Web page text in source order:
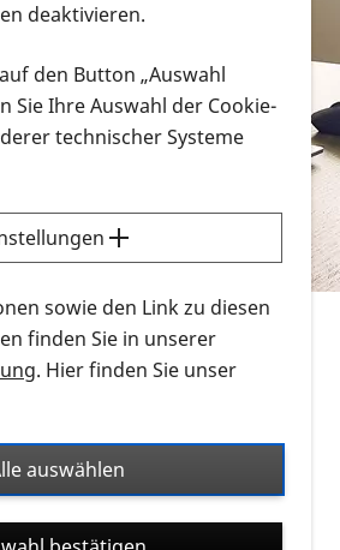
in verschiedenen
Ort
wie Sie nach Infonmaterial
bestellen bzw. herunterladen
sich dieErklärvideos zum
auf der PRO RETINA-Website
Menschen an.
Sie sämtliches Infomaterial
Formatfilter, um ausschließlich
Audios oder Videos zu
Flyer und Broschüren werden in
deaktivieren.
den Button „Auswahl
Sie Ihre Auswahl der Cookie-
technischer Systeme
sowie den Link zu diesen
finden Sie in unserer
. Hier finden Sie unser
auswählen